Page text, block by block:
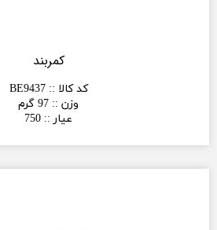
کمربند
کد کالا ::
BE9437
وزن :: 97 گرم
عیار ::
750